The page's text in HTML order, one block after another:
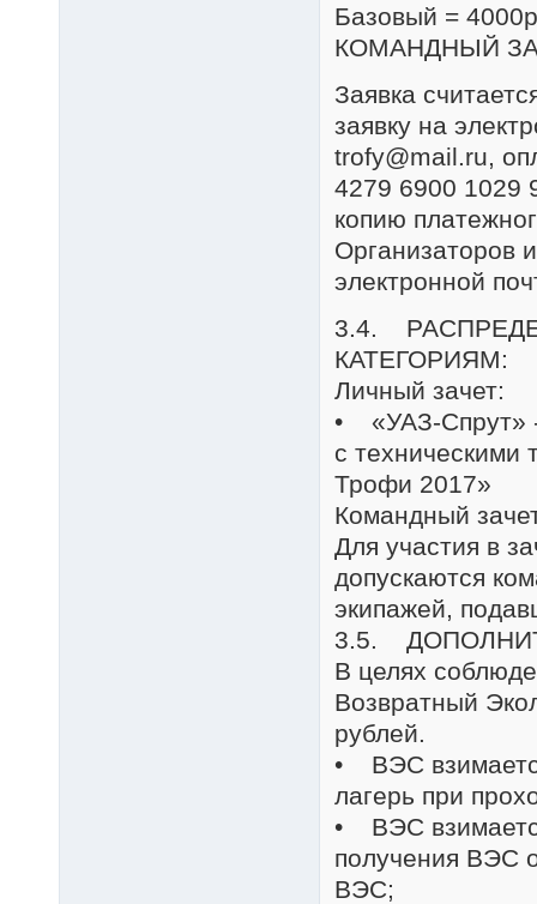
Базовый =
КОМАНДНЫЙ
Заявка
заявку на
trofy@mail.ru,
4279 6900 1029
копию
Организаторов
электронной
3.4.
КАТЕГОРИЯМ:
Личный зачет:
• «УАЗ-Спрут» -
с
Трофи 2017»
Командный
Для участия в
допускаются
экипажей,
3.5.
В целях
Возвратный
рублей.
• ВЭС
лагерь при
• ВЭС
получения ВЭС
ВЭС;